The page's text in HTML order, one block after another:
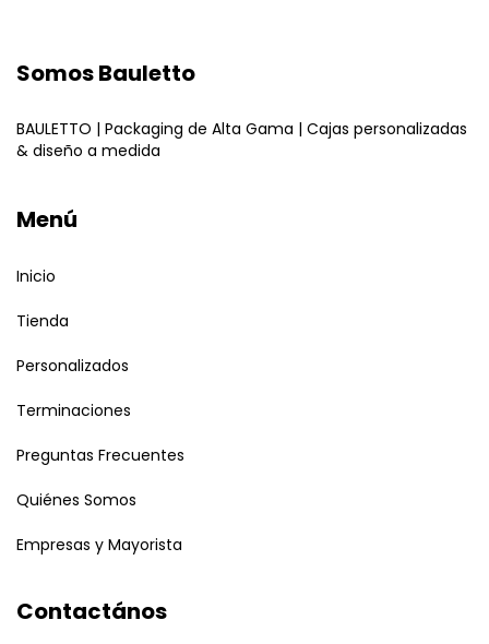
Somos Bauletto
BAULETTO | Packaging de Alta Gama | Cajas personalizadas
& diseño a medida
Menú
Inicio
Tienda
Personalizados
Terminaciones
Preguntas Frecuentes
Quiénes Somos
Empresas y Mayorista
Contactános